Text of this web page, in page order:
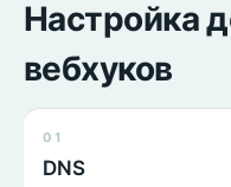
Настройка
вебхуков
01
DNS